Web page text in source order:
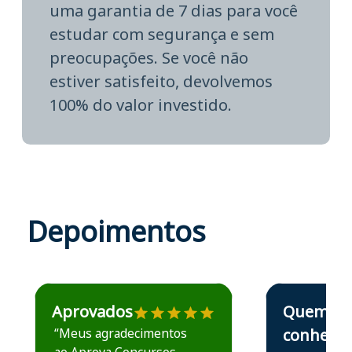
uma garantia de 7 dias para você
estudar com segurança e sem
preocupações. Se você não
estiver satisfeito, devolvemos
100% do valor investido.
Depoimentos
Estudante José recomenda o Aprova Concursos em
Aprovados
“Meus agradecimentos
Estudante Elais
Quem
conhece,